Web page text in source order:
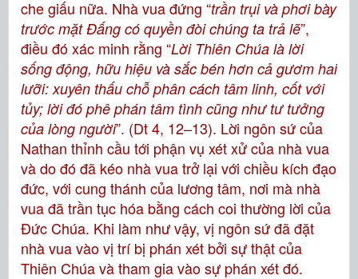
che giấu nữa. Nhà vua đứng “trần trụi và phơi bày
trước mặt Ðấng có quyền đòi chúng ta trả lẽ”,
điều đó xác minh rằng “Lời Thiên Chúa là lời
sống động, hữu hiệu và sắc bén hơn cả gươm hai
lưỡi: xuyên thấu chỗ phân cách tâm linh, cốt với
tủy; lời đó phê phán tâm tình cũng như tư tưởng
của lòng người”. (Dt 4, 12–13). Lời ngôn sứ của
Nathan thỉnh cầu tới phận vụ xét xử của nhà vua
và do đó đã kéo nhà vua trở lại với chiều kích đạo
đức, với cung thánh của lương tâm, nơi mà nhà
vua đã trần tục hóa bằng cách coi thường lời của
Đức Chúa. Khi làm như vậy, vị ngôn sứ đã đặt
nhà vua vào vị trí bị phán xét bởi sự thật của
Thiên Chúa và tham gia vào sự phán xét đó.